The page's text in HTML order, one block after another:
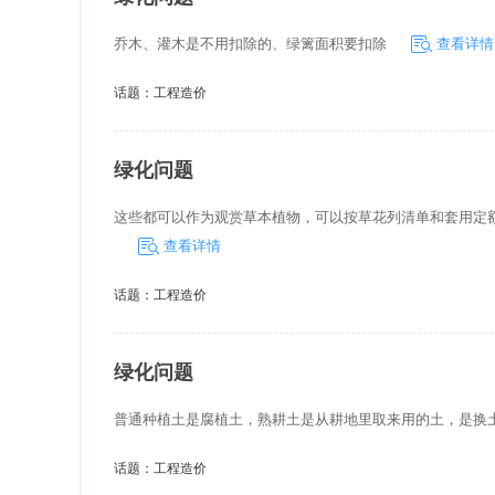
乔木、灌木是不用扣除的、绿篱面积要扣除 查看详情
话题： 工程造价
绿化问题
这些都可以作为观赏草本植物，可以按草花列清单和套用定
查看详情
话题： 工程造价
绿化问题
普通种植土是腐植土，熟耕土是从耕地里取来用的土，是换
话题： 工程造价